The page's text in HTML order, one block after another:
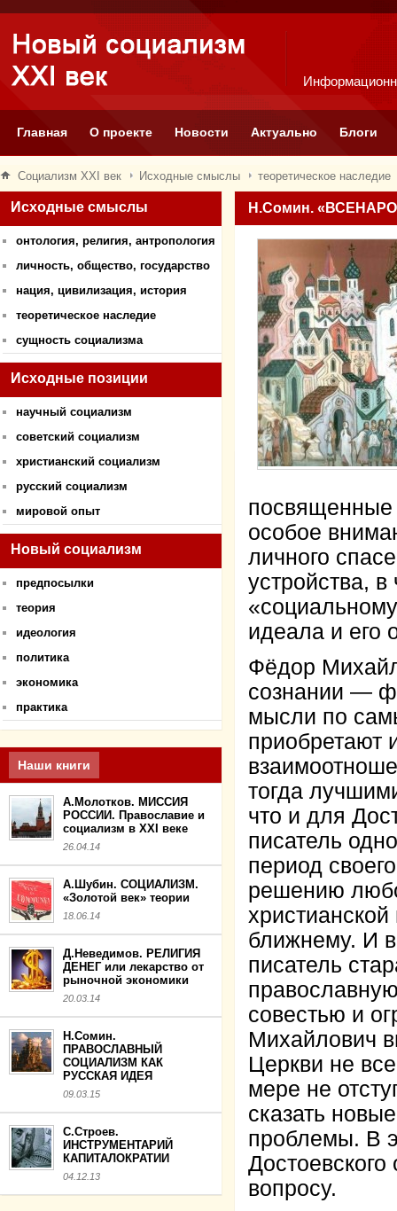
Главная О проекте Новости Актуально Блоги
Социализм XXI век Исходные смыслы теоретическое наследие
Исходные смыслы
онтология, религия, антропология
личность, общество, государство
нация, цивилизация, история
теоретическое наследие
сущность социализма
Исходные позиции
научный социализм
советский социализм
христианский социализм
русский социализм
мировой опыт
Новый социализм
предпосылки
теория
идеология
политика
экономика
практика
Наши книги
А.Молотков. МИССИЯ
РОССИИ. Православие и
социализм в XXI веке
26.04.14
А.Шубин. СОЦИАЛИЗМ.
«Золотой век» теории
18.06.14
Д.Неведимов. РЕЛИГИЯ
ДЕНЕГ или лекарство от
рыночной экономики
20.03.14
Н.Сомин.
ПРАВОСЛАВНЫЙ
СОЦИАЛИЗМ КАК
РУССКАЯ ИДЕЯ
09.03.15
С.Строев.
ИНСТРУМЕНТАРИЙ
КАПИТАЛОКРАТИИ
04.12.13
Н.Сомин.
посвященные
особое
личного
устройства,
идеала и его
Фёдор
сознании —
мысли по
приобретают
тогда
что и для
писатель
период
решению
ближнему. И
писатель
совестью и
Михайлович
Церкви не
мере не
сказать
проблемы. В
вопросу.